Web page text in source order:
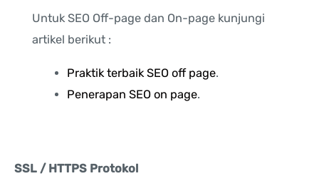
Untuk SEO Off-page dan On-page kunjungi
artikel berikut :
Praktik terbaik SEO off page.
Penerapan SEO on page.
SSL / HTTPS Protokol